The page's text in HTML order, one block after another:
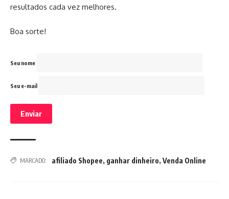
resultados cada vez melhores.
Boa sorte!
Seu nome
Seu e-mail
MARCADO: afiliado Shopee, ganhar dinheiro, Venda Online